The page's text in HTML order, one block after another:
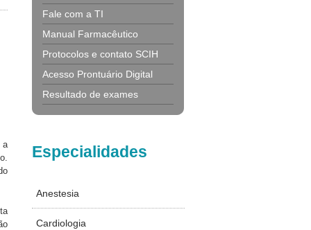
a
Fale com a TI
Manual Farmacêutico
Protocolos e contato SCIH
Acesso Prontuário Digital
Resultado de exames
Especialidades
Anestesia
Cardiologia